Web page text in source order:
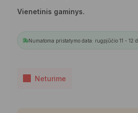
Vienetinis gaminys.
Numatoma pristatymo data: rugpjūčio 11 - 12 d.
Neturime